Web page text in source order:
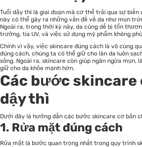
Tuổi dậy thì là giai đoạn mà cơ thể trải qua sự biến
này có thể gây ra những vấn đề về da như mụn
Ngoài ra, trong thời kỳ này, da cũng dễ bị tổn
trường, tia UV, và việc sử dụng mỹ phẩm không
Chính vì vậy, việc skincare đúng cách là vô cùng
đúng cách, chúng ta có thể giữ cho làn da luôn
sống. Ngoài ra, skincare còn giúp ngăn ngừa mụn,
giữ cho da khỏe mạnh hơn.
Các bước skincare
dậy thì
Dưới đây là hướng dẫn các bước skincare cơ bản
1. Rửa mặt đúng cách
Rửa mặt là bước quan trọng nhất trong quy trình